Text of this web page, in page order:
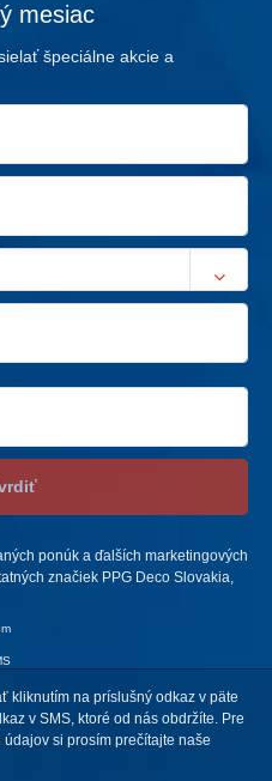
mesiac
špeciálne akcie a
ponúk a ďalších marketingových
značiek PPG Deco Slovakia,
kliknutím na príslušný odkaz v päte
v SMS, ktoré od nás obdržíte. Pre
si prosím prečítajte naše